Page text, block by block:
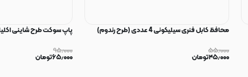
محافظ کابل فنری سیلیکونی 4 عددی (طرح رندوم)
۵۵٫۰۰۰
۴۵٫۰۰۰تومان
پاپ سوکت طرح شاینی
۹۵٫۰۰۰
۶۵٫۰۰۰تومان